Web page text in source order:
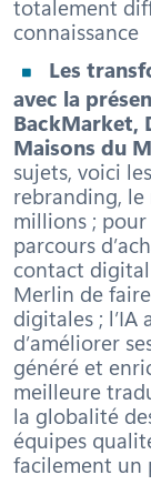
totalement
connaissance
Les
avec la
BackMarket,
Maisons du
sujets, voici
rebranding,
millions ;
parcours
contact digital
Merlin de
digitales ; l’IA
d’améliorer
généré et
meilleure
la globalité
équipes
facilement un